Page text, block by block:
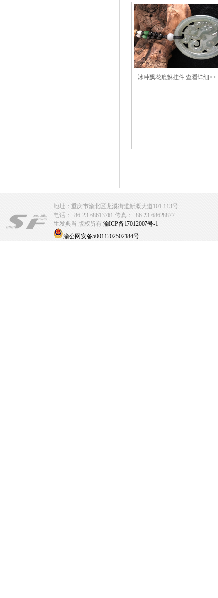
冰种飘花貔貅挂件 查看详细>>
地址：重庆市渝北区龙溪街道新溉大道101-113号
电话：+86-23-68613761 传真：+86-23-68628877
生发典当 版权所有 渝ICP备17012007号-1
渝公网安备50011202502184号